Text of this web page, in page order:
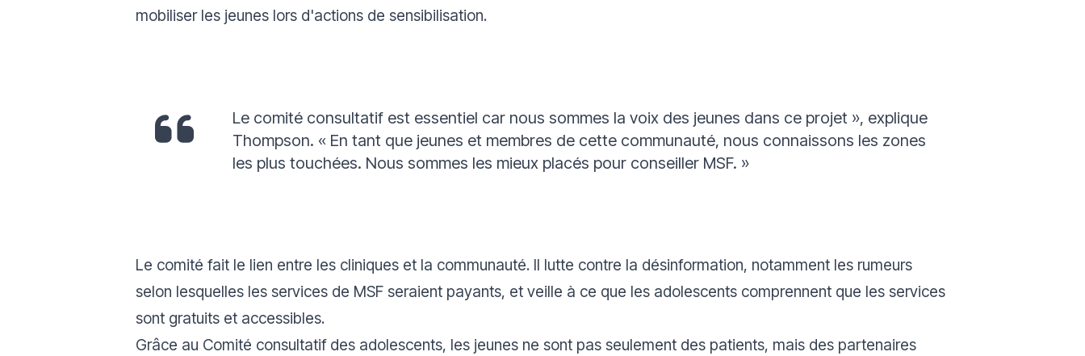
mobiliser les jeunes lors d'actions de sensibilisation.
Le comité consultatif est essentiel car nous sommes la voix des jeunes dans ce projet », explique
Thompson. « En tant que jeunes et membres de cette communauté, nous connaissons les zones
les plus touchées. Nous sommes les mieux placés pour conseiller MSF. »
Le comité fait le lien entre les cliniques et la communauté. Il lutte contre la désinformation, notamment les rumeurs
selon lesquelles les services de MSF seraient payants, et veille à ce que les adolescents comprennent que les services
sont gratuits et accessibles.
Grâce au Comité consultatif des adolescents, les jeunes ne sont pas seulement des patients, mais des partenaires